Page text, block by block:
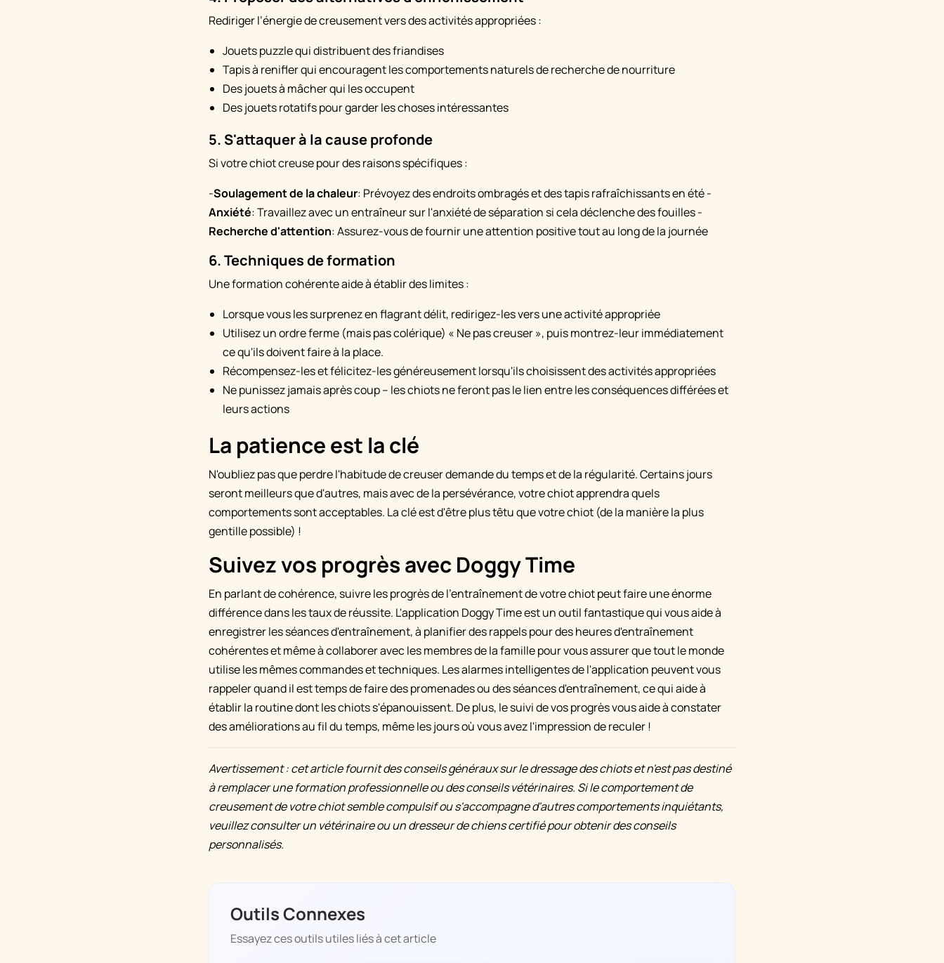
Rediriger l’énergie de creusement vers des activités appropriées :
Jouets puzzle qui distribuent des friandises
Tapis à renifler qui encouragent les comportements naturels de recherche de nourriture
Des jouets à mâcher qui les occupent
Des jouets rotatifs pour garder les choses intéressantes
5. S'attaquer à la cause profonde
Si votre chiot creuse pour des raisons spécifiques :
-Soulagement de la chaleur: Prévoyez des endroits ombragés et des tapis rafraîchissants en été -
Anxiété: Travaillez avec un entraîneur sur l'anxiété de séparation si cela déclenche des fouilles -
Recherche d'attention: Assurez-vous de fournir une attention positive tout au long de la journée
6. Techniques de formation
Une formation cohérente aide à établir des limites :
Lorsque vous les surprenez en flagrant délit, redirigez-les vers une activité appropriée
Utilisez un ordre ferme (mais pas colérique) « Ne pas creuser », puis montrez-leur immédiatement
ce qu'ils doivent faire à la place.
Récompensez-les et félicitez-les généreusement lorsqu'ils choisissent des activités appropriées
Ne punissez jamais après coup – les chiots ne feront pas le lien entre les conséquences différées et
leurs actions
La patience est la clé
N'oubliez pas que perdre l'habitude de creuser demande du temps et de la régularité. Certains jours
seront meilleurs que d'autres, mais avec de la persévérance, votre chiot apprendra quels
comportements sont acceptables. La clé est d'être plus têtu que votre chiot (de la manière la plus
gentille possible) !
Suivez vos progrès avec Doggy Time
En parlant de cohérence, suivre les progrès de l'entraînement de votre chiot peut faire une énorme
différence dans les taux de réussite. L'application Doggy Time est un outil fantastique qui vous aide à
enregistrer les séances d'entraînement, à planifier des rappels pour des heures d'entraînement
cohérentes et même à collaborer avec les membres de la famille pour vous assurer que tout le monde
utilise les mêmes commandes et techniques. Les alarmes intelligentes de l'application peuvent vous
rappeler quand il est temps de faire des promenades ou des séances d'entraînement, ce qui aide à
établir la routine dont les chiots s'épanouissent. De plus, le suivi de vos progrès vous aide à constater
des améliorations au fil du temps, même les jours où vous avez l'impression de reculer !
Avertissement : cet article fournit des conseils généraux sur le dressage des chiots et n'est pas destiné
à remplacer une formation professionnelle ou des conseils vétérinaires. Si le comportement de
creusement de votre chiot semble compulsif ou s'accompagne d'autres comportements inquiétants,
veuillez consulter un vétérinaire ou un dresseur de chiens certifié pour obtenir des conseils
personnalisés.
Outils Connexes
Essayez ces outils utiles liés à cet article